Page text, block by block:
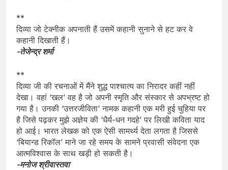
**
दिव्या जो टेक्नीक अपनाती हैं उसमें कहानी सुनाने से हट कर वे
कहानी दिखाती हैं।
-तेजेन्द्र शर्मा
**
दिव्या जी की रचनाओं में मैंने शुद्ध पाश्चात्य का निरादर कहीं नहीं
देखा। वहां ‘खल’ वह है जो अपनी स्मृति और संस्कार से अपभ्रष्ट हो
गया है। उनकी ‘उत्तरजीविता’ नामक कहानी एक मरी हुई चुहिया पर
है जिसे पढ़कर मुझे अज्ञेय की ‘धैर्य-धन गदहे’ पर लिखी कविता याद
हो आई। भारत लेखक को एक ऐसी सामर्थ्य देता लगता है जिससे
‘बियान्ड रिकॉल’ माने जा रहे समय के सामने प्रवासी संवेदना एक
आत्मविश्वास के साथ खड़ी हो सकती है।
-मनोज श्रीवास्तवा